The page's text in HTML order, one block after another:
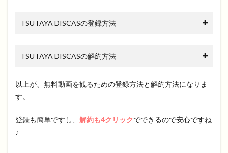
TSUTAYA DISCASの登録方法
TSUTAYA DISCASの解約方法
以上が、無料動画を観るための登録方法と解約方法になりま
す。
登録も簡単ですし、 解約も4クリックでできるので安心ですね
♪